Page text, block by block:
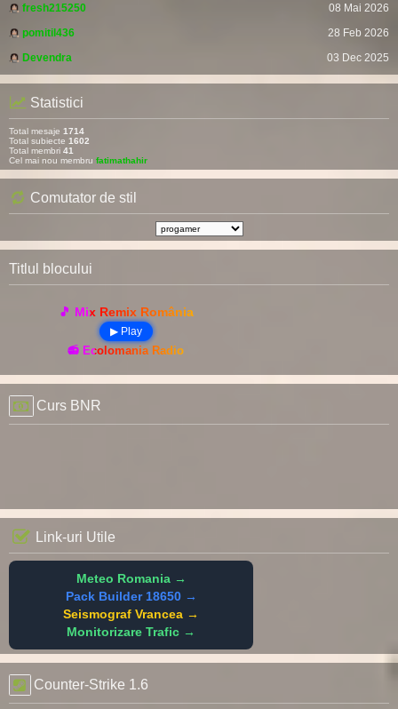
fresh215250
08 Mai 2026
pomitil436
28 Feb 2026
Devendra
03 Dec 2025
Statistici
Total mesaje 1714
Total subiecte 1602
Total membri 41
Cel mai nou membru fatimathahir
Comutator de stil
Titlul blocului
🎵 Mix Remix România
▶ Play
📻 Ecolomania Radio
Curs BNR
Link-uri Utile
Meteo Romania →
Pack Builder 18650 →
Seismograf Vrancea →
Monitorizare Trafic →
Counter-Strike 1.6